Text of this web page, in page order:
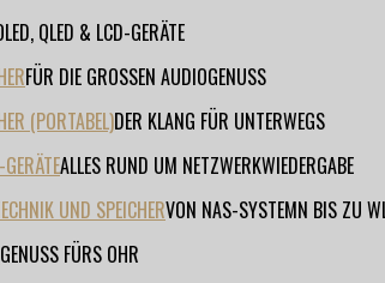
QLED & LCD-GERÄTE
FÜR DIE GROSSEN AUDIOGENUSS
(PORTABEL)DER KLANG FÜR UNTERWEGS
ALLES RUND UM NETZWERKWIEDERGABE
UND SPEICHERVON NAS-SYSTEMN BIS ZU
GENUSS FÜRS OHR